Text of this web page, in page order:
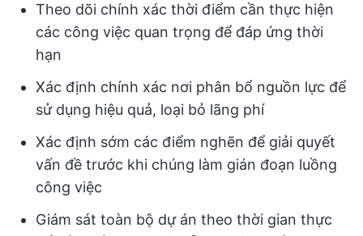
Theo dõi chính xác thời điểm cần thực hiện
các công việc quan trọng để đáp ứng thời
hạn
Xác định chính xác nơi phân bổ nguồn lực để
sử dụng hiệu quả, loại bỏ lãng phí
Xác định sớm các điểm nghẽn để giải quyết
vấn đề trước khi chúng làm gián đoạn luồng
công việc
Giám sát toàn bộ dự án theo thời gian thực